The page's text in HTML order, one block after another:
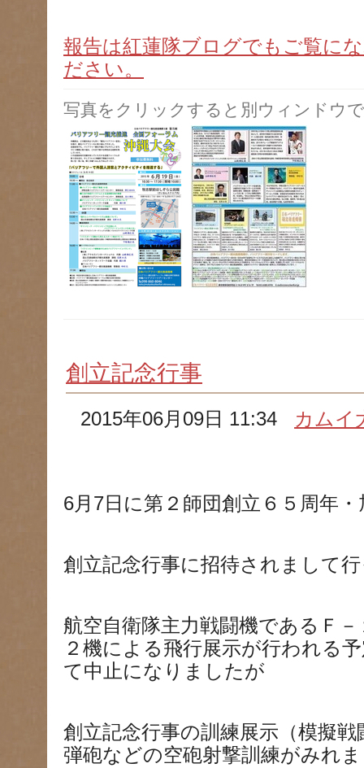
報告は紅蓮隊ブログでもご覧に
ださい。
写真をクリックすると別ウィンドウ
創立記念行事
2015年06月09日 11:34 カムイ
6月7日に第２師団創立６５周年
創立記念行事に招待されまして
航空自衛隊主力戦闘機であるＦ
２機による飛行展示が行われる
て中止になりましたが
創立記念行事の訓練展示（模擬
弾砲などの空砲射撃訓練がみれ